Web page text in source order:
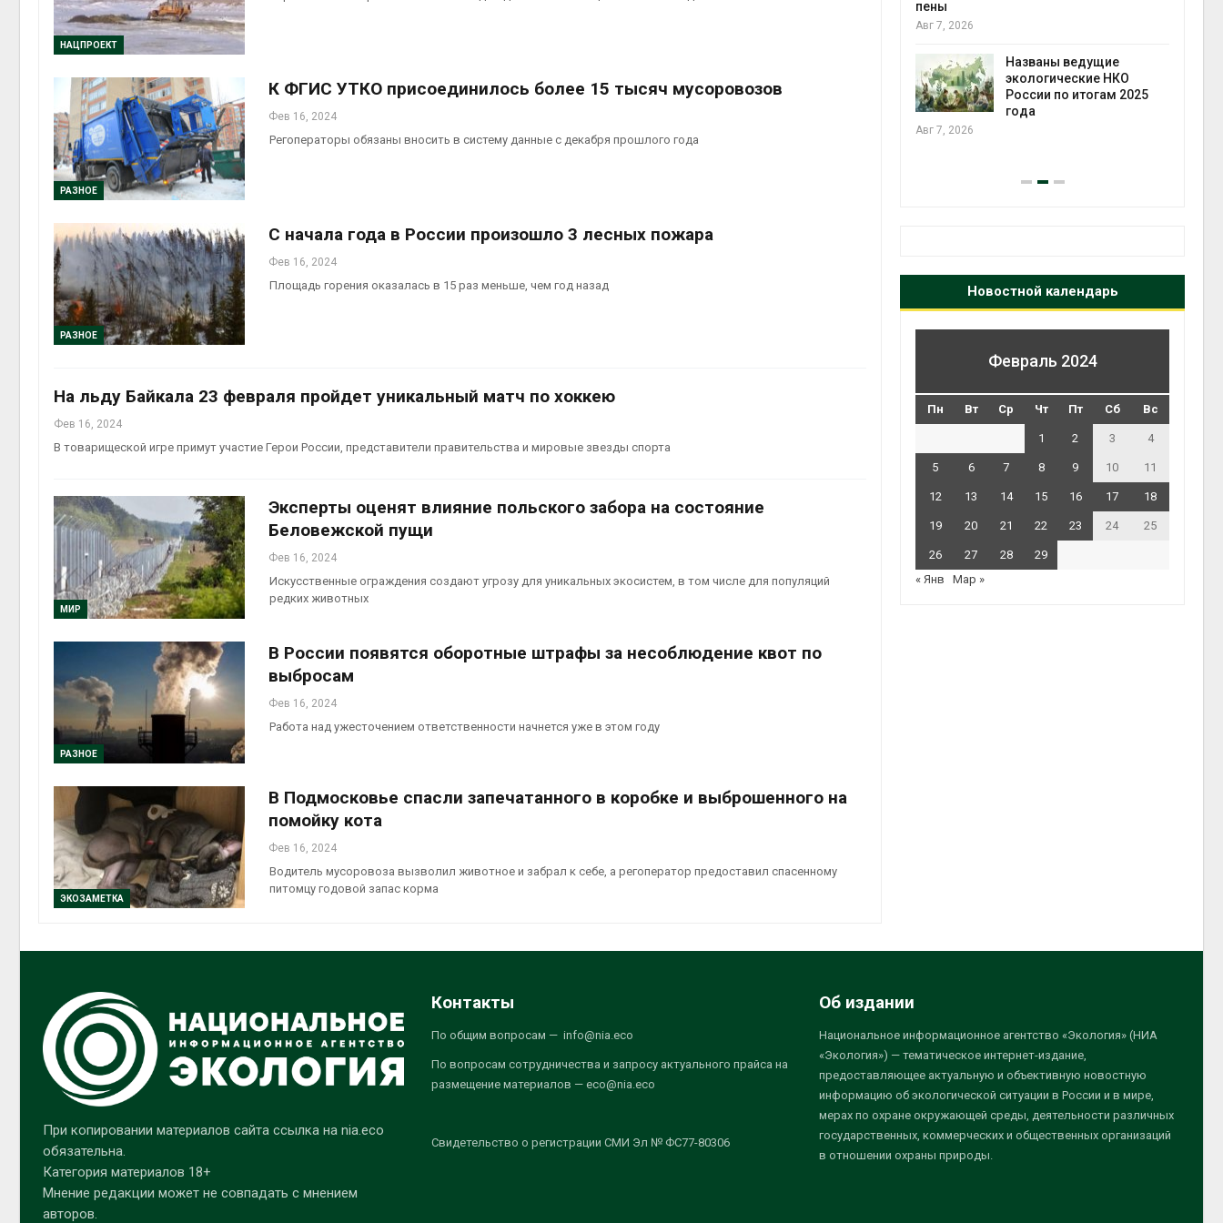
НАЦПРОЕКТ
РАЗНОЕ
К ФГИС УТКО присоединилось более 15 тысяч мусоровозов
Фев 16, 2024
Регоператоры обязаны вносить в систему данные с декабря прошлого года
РАЗНОЕ
С начала года в России произошло 3 лесных пожара
Фев 16, 2024
Площадь горения оказалась в 15 раз меньше, чем год назад
На льду Байкала 23 февраля пройдет уникальный матч по хоккею
Фев 16, 2024
В товарищеской игре примут участие Герои России, представители правительства и мировые звезды спорта
МИР
Эксперты оценят влияние польского забора на состояние
Беловежской пущи
Фев 16, 2024
Искусственные ограждения создают угрозу для уникальных экосистем, в том числе для популяций
редких животных
РАЗНОЕ
В России появятся оборотные штрафы за несоблюдение квот по
выбросам
Фев 16, 2024
Работа над ужесточением ответственности начнется уже в этом году
ЭКОЗАМЕТКА
В Подмосковье спасли запечатанного в коробке и выброшенного на
помойку кота
Фев 16, 2024
Водитель мусоровоза вызволил животное и забрал к себе, а регоператор предоставил спасенному
питомцу годовой запас корма
В китайской провинции
тыс. человек
Дом из старых шин
пены
Авг 7, 2026
Названы ведущие
экологические НКО
России по итогам 2025
года
Авг 7, 2026
Новостной календарь
Февраль 2024
Пн Вт Ср Чт Пт Сб Вс
1 2 3 4
5 6 7 8 9 10 11
12 13 14 15 16 17 18
19 20 21 22 23 24 25
26 27 28
29
« Янв
Мар »
При копировании материалов сайта ссылка на nia.eco
обязательна.
Категория материалов 18+
Мнение редакции может не совпадать с мнением
авторов.
Контакты
По общим вопросам — info@nia.eco
По вопросам сотрудничества и запросу актуального прайса на
размещение материалов — eco@nia.eco
Свидетельство о регистрации СМИ Эл № ФС77-80306
Об издании
Национальное информационное агентство «Экология» (НИА
«Экология») — тематическое интернет-издание,
предоставляющее актуальную и объективную новостную
информацию об экологической ситуации в России и в мире,
мерах по охране окружающей среды, деятельности различных
государственных, коммерческих и общественных организаций
в отношении охраны природы.